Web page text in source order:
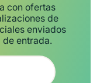
con ofertas
de
enviados
entrada.